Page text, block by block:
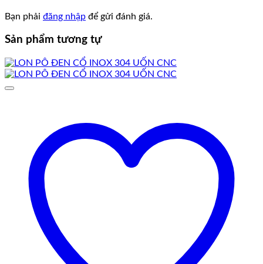
Bạn phải đăng nhập để gửi đánh giá.
Sản phẩm tương tự